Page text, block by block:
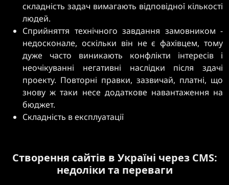
складність задач вимагають відповідної кількості
людей.
Сприйняття технічного завдання замовником -
недосконале, оскільки він не є фахівцем, тому
дуже часто виникають конфлікти інтересів і
неочікуванні негативні наслідки після здачі
проекту. Повторні правки, зазвичай, платні, що
знову ж таки несе додаткове навантаження на
бюджет.
Складність в експлуатації
Створення сайтів в Україні через CMS:
недоліки та переваги